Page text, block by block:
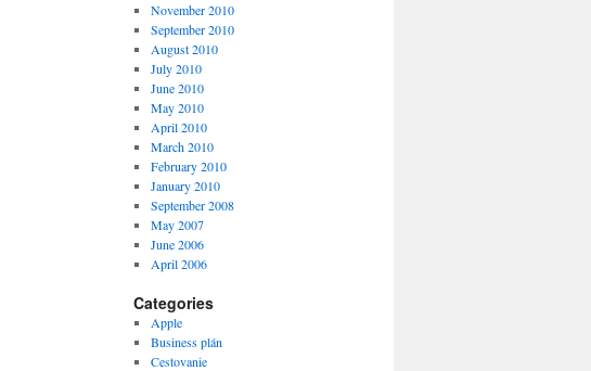
November 2010
September 2010
August 2010
July 2010
June 2010
May 2010
April 2010
March 2010
February 2010
January 2010
September 2008
May 2007
June 2006
April 2006
Categories
Apple
Business plán
Cestovanie